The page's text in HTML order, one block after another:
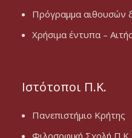
Πρόγραμμα αιθουσών
Χρήσιμα έντυπα –
Ιστότοποι Π.Κ.
Πανεπιστήμιο Κρήτης
Φιλοσοφική Σχολή Π.Κ.